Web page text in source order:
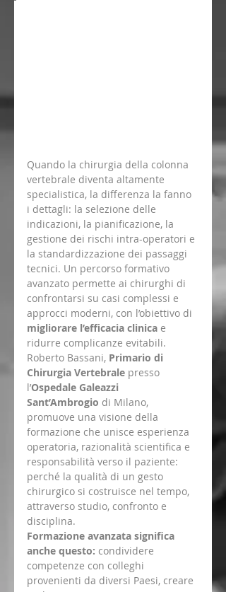
Quando la chirurgia della colonna
vertebrale diventa altamente
specialistica, la differenza la fanno
i dettagli: la selezione delle
indicazioni, la pianificazione, la
gestione dei rischi intra-operatori e
la standardizzazione dei passaggi
tecnici. Un percorso formativo
avanzato permette ai chirurghi di
confrontarsi su casi complessi e
approcci moderni, con l’obiettivo di
migliorare l’efficacia clinica e
ridurre complicanze evitabili.
Roberto Bassani, Primario di
Chirurgia Vertebrale presso
l’Ospedale Galeazzi
Sant’Ambrogio di Milano,
promuove una visione della
formazione che unisce esperienza
operatoria, razionalità scientifica e
responsabilità verso il paziente:
perché la qualità di un gesto
chirurgico si costruisce nel tempo,
attraverso studio, confronto e
disciplina.
Formazione avanzata significa
anche questo: condividere
competenze con colleghi
provenienti da diversi Paesi, creare